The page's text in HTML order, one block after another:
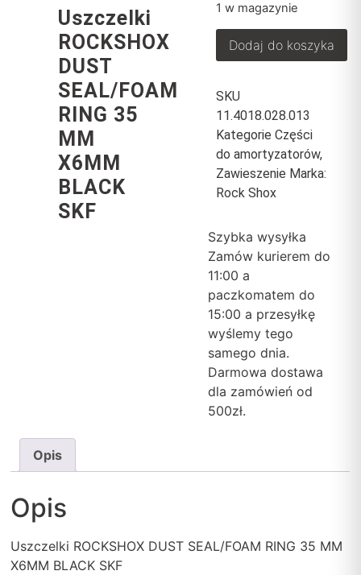
Uszczelki
ROCKSHOX
DUST
SEAL/FOAM
RING 35
MM
X6MM
BLACK
SKF
1 w magazynie
Dodaj do koszyka
SKU
11.4018.028.013
Kategorie Części
do amortyzatorów,
Zawieszenie Marka:
Rock Shox
Szybka wysyłka
Zamów kurierem do
11:00 a
paczkomatem do
15:00 a przesyłkę
wyślemy tego
samego dnia.
Darmowa dostawa
dla zamówień od
500zł.
Opis
Opis
Uszczelki ROCKSHOX DUST SEAL/FOAM RING 35 MM
X6MM BLACK SKF